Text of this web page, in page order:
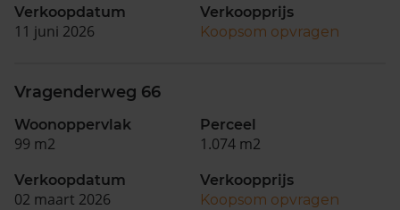
Verkoopdatum
11 juni 2026
Verkoopprijs
Koopsom opvragen
Vragenderweg 66
Woonoppervlak
99 m2
Perceel
1.074 m2
Verkoopdatum
02 maart 2026
Verkoopprijs
Koopsom opvragen